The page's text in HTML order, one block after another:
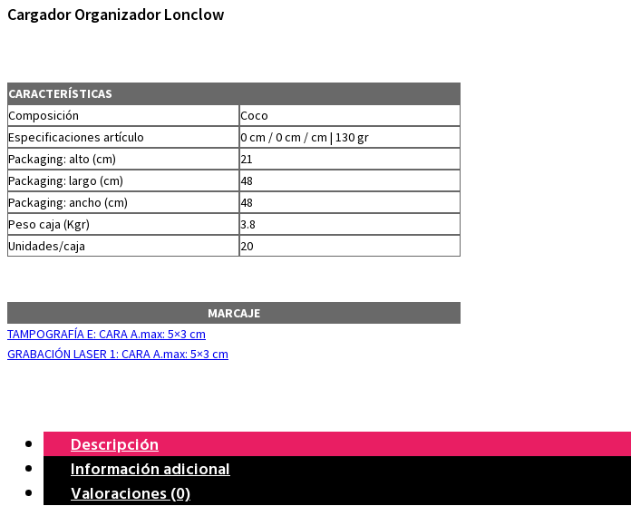
Cargador Organizador Lonclow
CARACTERÍSTICAS
Composición
Coco
Especificaciones artículo
0 cm / 0 cm / cm | 130 gr
Packaging: alto (cm)
21
Packaging: largo (cm)
48
Packaging: ancho (cm)
48
Peso caja (Kgr)
3.8
Unidades/caja
20
MARCAJE
TAMPOGRAFÍA E: CARA A.max: 5×3 cm
GRABACIÓN LASER 1: CARA A.max: 5×3 cm
Descripción
Información adicional
Valoraciones (0)